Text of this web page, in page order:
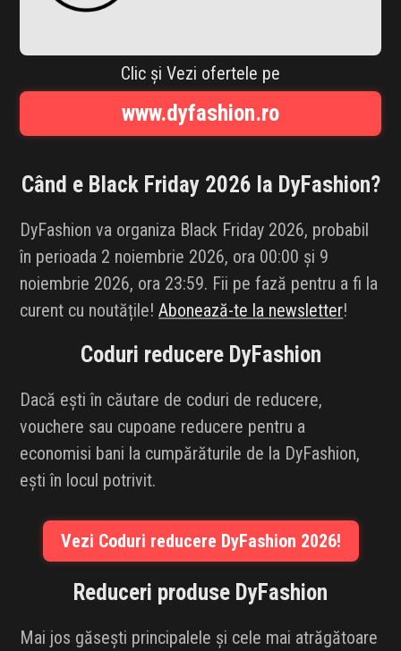
CÂND E BLACK FRIDAY
ABONARE NEWSLETTER
INFLUENCER SQUAD
IDEI DE CADOURI
ȘTIRI
FAVORITE
Clic și Vezi ofertele pe
www.dyfashion.ro
Când e Black Friday 2026 la DyFashion?
DyFashion va organiza Black Friday 2026, probabil
în perioada 2 noiembrie 2026, ora 00:00 și 9
noiembrie 2026, ora 23:59. Fii pe fază pentru a fi la
curent cu noutățile!Abonează-te la newsletter!
Coduri reducere DyFashion
Dacă ești în căutare de coduri de reducere,
vouchere sau cupoane reducere pentru a
economisi bani la cumpărăturile de la DyFashion,
ești în locul potrivit.
Vezi Coduri reducere DyFashion 2026!
Reduceri produse DyFashion
Mai jos găsești principalele și cele mai atrăgătoare